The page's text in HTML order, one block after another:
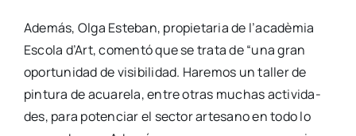
Ade­más, Olga Este­ban, pro­pie­ta­ria de l’acadèmia
Esco­la d’Art, comen­tó que se tra­ta de “una gran
opor­tu­ni­dad de visi­bi­li­dad. Hare­mos un taller de
pin­tu­ra de acua­re­la, entre otras muchas acti­vi­da­
des, para poten­ciar el sec­tor arte­sano en todo lo